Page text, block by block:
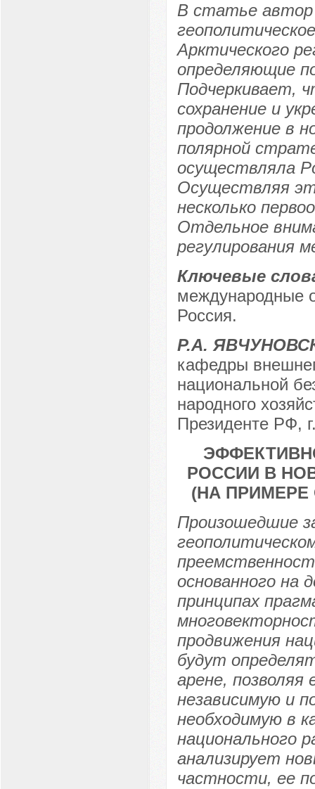
В статье
Арктического
определяющие
Подчеркивает,
сохранение и
продолжение в
полярной
осуществляла
Осуществляя
несколько
Отдельное
регулирования
Ключевые
международные
Россия.
Р.А.
кафедры
национальной
народного
Президенте РФ,
РОССИИ В
(НА
Произошедшие
основанного на
принципах
продвижения
будут
арене,
независимую и
необходимую в
национального
анализирует
частности, ее